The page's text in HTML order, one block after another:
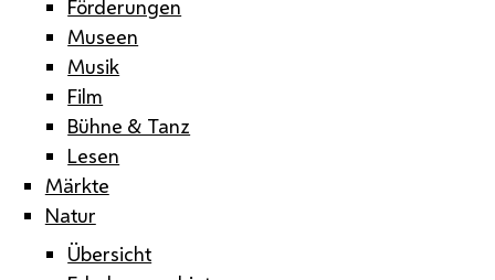
Förderungen
Museen
Musik
Film
Bühne & Tanz
Lesen
Märkte
Natur
Übersicht